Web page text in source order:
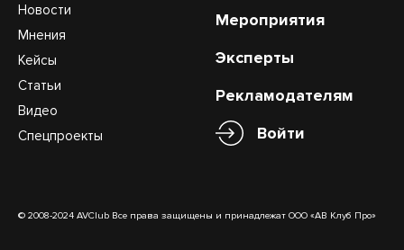
Новости
Мнения
Кейсы
Статьи
Видео
Спецпроекты
Мероприятия
Эксперты
Рекламодателям
Войти
© 2008-2024 AVClub Все права защищены и принадлежат ООО «АВ Клуб Про»